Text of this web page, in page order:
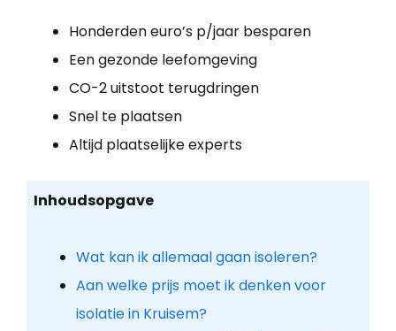
Honderden euro’s p/jaar besparen
Een gezonde leefomgeving
CO-2 uitstoot terugdringen
Snel te plaatsen
Altijd plaatselijke experts
Inhoudsopgave
Wat kan ik allemaal gaan isoleren?
Aan welke prijs moet ik denken voor
isolatie in Kruisem?